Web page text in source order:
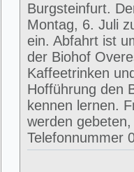
Burgsteinfurt.
Montag, 6. Juli
ein. Abfahrt ist
der Biohof
Kaffeetrinken
Hofführung den
kennen lernen.
werden
Telefonnummer